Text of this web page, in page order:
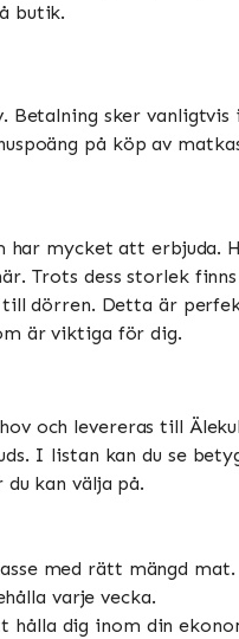
butik​​​​.
Betalning sker
på köp av
mycket att erbjuda.
Trots dess storlek
dörren. Detta är
är viktiga för dig.
och levereras till
I listan kan du se
kan välja på.
med rätt mängd mat.
varje vecka.
hålla dig inom din